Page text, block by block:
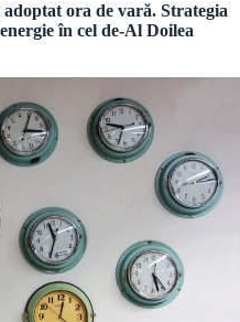
ora de vară. Strategia
în cel de-Al Doilea